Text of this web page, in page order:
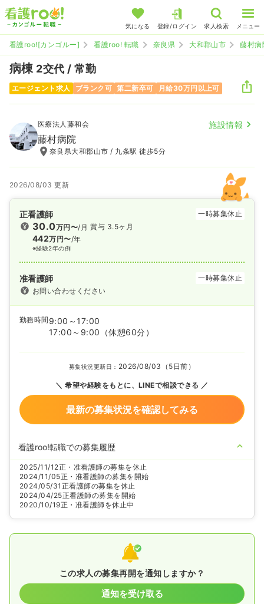
気になる 登録/ログイン 求人検索 メニュー
看護roo![カンゴルー] 看護roo! 転職 奈良県 大和郡山市 藤村病
病棟 2交代 / 常勤
エージェント求人 ブランク可 第二新卒可 月給30万円以上可
医療法人藤和会 施設情報
藤村病院
奈良県大和郡山市 / 九条駅 徒歩5分
2026/08/03 更新
正看護師 一時募集休止
30.0万円〜/月
442万円〜/年
※経験2年の例
賞与 3.5ヶ月
准看護師
一時募集休止
お問い合わせください
勤務時間 9:00～17:00
17:00～9:00
（休憩60分）
募集状況更新日： 2026/08/03（5日前）
希望や経験をもとに、LINEで相談できる
最新の募集状況を確認してみる
看護roo!転職での募集履歴
2025/11/12正・准看護師の募集を休止
2024/11/05正・准看護師の募集を開始
2024/05/31 正看護師の募集を休止
2024/04/25正看護師の募集を開始
2020/10/19正・准看護師を休止中
この求人の募集再開を通知しますか？
通知を受け取る